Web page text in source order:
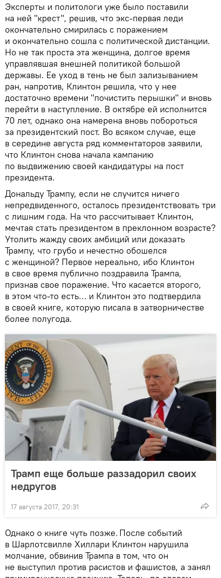
Эксперты и политологи уже было поставили
на ней "крест", решив, что экс-первая леди
окончательно смирилась с поражением
и окончательно сошла с политической дистанции.
Но не так проста эта женщина, долгое время
управлявшая внешней политикой большой
державы. Ее уход в тень не был зализыванием
ран, напротив, Клинтон решила, что у нее
достаточно времени "почистить перышки" и вновь
перейти в наступление. В октябре ей исполнится
70 лет, однако она намерена вновь побороться
за президентский пост. Во всяком случае, еще
в середине августа ряд комментаторов заявили,
что Клинтон снова начала кампанию
по выдвижению своей кандидатуры на пост
президента.
Дональду Трампу, если не случится ничего
непредвиденного, осталось президентствовать три
с лишним года. На что рассчитывает Клинтон,
мечтая стать президентом в преклонном возрасте?
Утолить жажду своих амбиций или доказать
Трампу, что грубо и нечестно обошелся
с женщиной? Первое нереально, ибо Клинтон
в свое время публично поздравила Трампа,
признав свое поражение. Что касается второго,
в этом что-то есть… и Клинтон это подтвердила
в своей книге, которую писала в затворничестве
более полугода.
Трамп еще больше раззадорил своих
недругов
17 августа 2017, 20:31
Однако о книге чуть позже. После событий
в Шарлотсвилле Хиллари Клинтон нарушила
молчание, обвинив Трампа в том, что он
не выступил против расистов и фашистов, а занял